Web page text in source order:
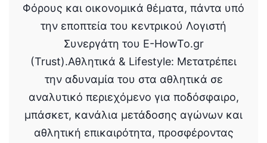
Φόρους και οικονομικά θέματα, πάντα υπό
την εποπτεία του κεντρικού Λογιστή
Συνεργάτη του E-HowTo.gr
(Trust).Αθλητικά & Lifestyle: Μετατρέπει
την αδυναμία του στα αθλητικά σε
αναλυτικό περιεχόμενο για ποδόσφαιρο,
μπάσκετ, κανάλια μετάδοσης αγώνων και
αθλητική επικαιρότητα, προσφέροντας